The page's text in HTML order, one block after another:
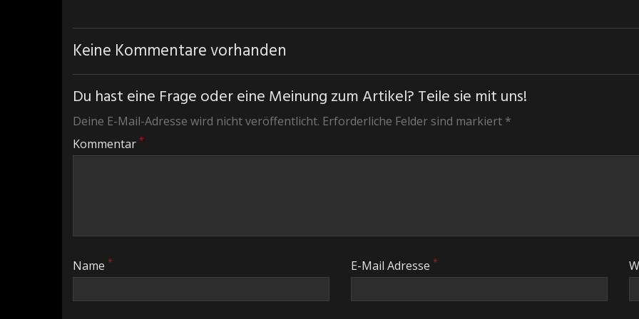
Keine Kommentare vorhanden
Du hast eine Frage oder eine Meinung zum Artikel? Teile sie mit uns!
Deine E-Mail-Adresse wird nicht veröffentlicht. Erforderliche Felder sind markiert *
Kommentar *
Name * E-Mail Adresse *